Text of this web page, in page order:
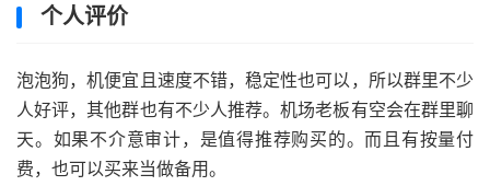
个人评价
泡泡狗，机便宜且速度不错，稳定性也可以，所以群里不少
人好评，其他群也有不少人推荐。机场老板有空会在群里聊
天。如果不介意审计，是值得推荐购买的。而且有按量付
费，也可以买来当做备用。